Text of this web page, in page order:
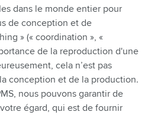
dans le monde entier pour
de conception et de
» (« coordination », «
de la reproduction d'une
cela n’est pas
conception et de la production.
nous pouvons garantir de
égard, qui est de fournir